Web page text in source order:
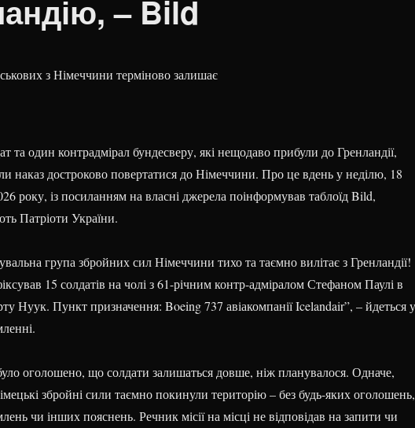
– Bild
та один контрадмірал бундесверу, які нещодаво прибули до Гренландії,
наказ достроково повертатися до Німеччини. Про це вдень у неділю, 18
року, із посиланням на власні джерела поінформував таблоїд Bild,
Патріоти України.
група збройних сил Німеччини тихо та таємно вилітає з Гренландії!
15 солдатів на чолі з 61-річним контр-адміралом Стефаном Паулі в
Нуук. Пункт призначення: Boeing 737 авіакомпанії Icelandair”, – йдеться у
оголошено, що солдати залишаться довше, ніж планувалося. Одначе,
збройні сили таємно покинули територію – без будь-яких оголошень,
чи інших пояснень. Речник місії на місці не відповідав на запити чи